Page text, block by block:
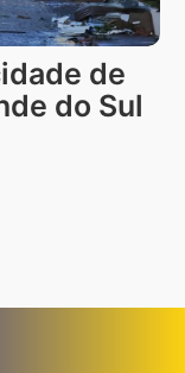
de
do Sul